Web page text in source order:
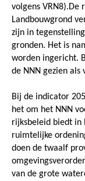
volgens VRN8).De
Landbouwgrond
zijn in
gronden. Het is
worden ingericht.
de NNN gezien als
Bij de indicator
het om het NNN
rijksbeleid biedt in
ruimtelijke
doen de twaalf
van de grote